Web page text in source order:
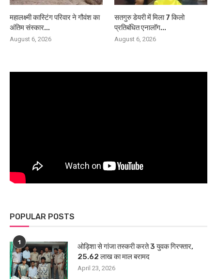
महालक्ष्मी कास्टिंग परिवार ने गौवंश का
अंतिम संस्कार...
August 6, 2026
सतगुरु डेयरी में मिला 7 किलो
प्रतिबंधित एनालॉग...
August 6, 2026
POPULAR POSTS
1
ओड़िशा से गांजा तस्करी करते 3 युवक गिरफ्तार,
25.62 लाख का माल बरामद
April 23, 2026